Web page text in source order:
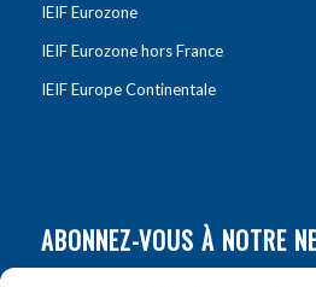
IEIF Eurozone
IEIF Eurozone hors France
IEIF Europe Continentale
ABONNEZ-VOUS À NOTRE